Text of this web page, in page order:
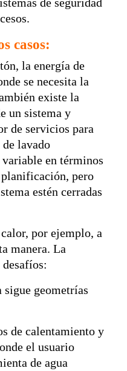
casos:
la energía de
se necesita la
existe la
un sistema y
de servicios para
lavado
variable en términos
planificación, pero
estén cerradas
por ejemplo, a
manera. La
sigue geometrías
de calentamiento y
el usuario
de agua